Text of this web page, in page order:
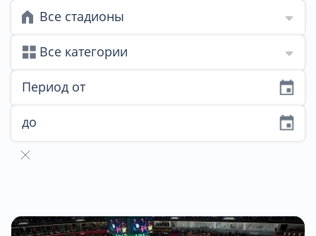
Все стадионы
Все категории
Период от
до